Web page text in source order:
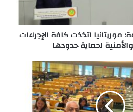
موريتانيا اتخذت كافة الإجراءات
لحماية حدودها